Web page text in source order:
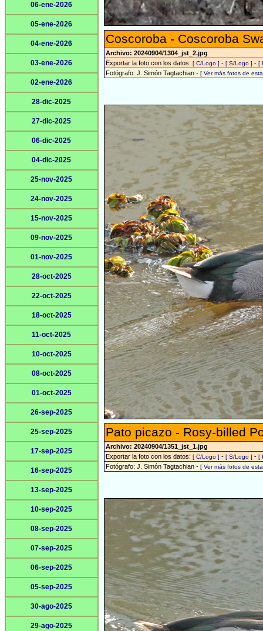
06-ene-2026
05-ene-2026
04-ene-2026
03-ene-2026
02-ene-2026
28-dic-2025
27-dic-2025
06-dic-2025
04-dic-2025
25-nov-2025
24-nov-2025
15-nov-2025
09-nov-2025
01-nov-2025
28-oct-2025
22-oct-2025
18-oct-2025
11-oct-2025
10-oct-2025
08-oct-2025
01-oct-2025
26-sep-2025
25-sep-2025
17-sep-2025
16-sep-2025
13-sep-2025
10-sep-2025
08-sep-2025
07-sep-2025
06-sep-2025
05-sep-2025
30-ago-2025
29-ago-2025
Coscoroba - Coscoroba
Archivo: 20240904/1304_jst_2.jpg
Exportar la foto con los datos: [ C/Logo ] - [ S/Logo ] - [
Fotógrafo: J. Simón Tagtachian - [ Ver más fotos de
Pato picazo - Rosy-billed
Archivo: 20240904/1351_jst_1.jpg
Exportar la foto con los datos: [ C/Logo ] - [ S/Logo ] - [
Fotógrafo: J. Simón Tagtachian - [ Ver más fotos de